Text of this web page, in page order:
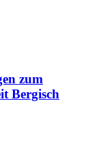
zum
Bergisch